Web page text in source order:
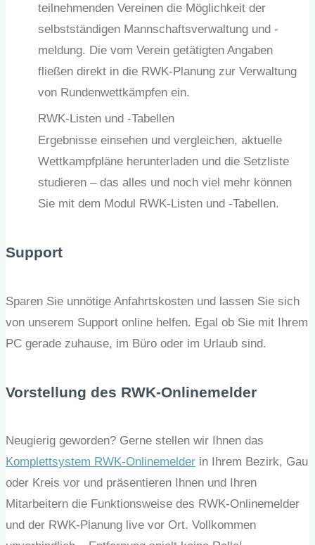
teilnehmenden Vereinen die Möglichkeit der
selbstständigen Mannschaftsverwaltung und -
meldung. Die vom Verein getätigten Angaben
fließen direkt in die RWK-Planung zur Verwaltung
von Rundenwettkämpfen ein.
RWK-Listen und -Tabellen
Ergebnisse einsehen und vergleichen, aktuelle
Wettkampfpläne herunterladen und die Setzliste
studieren – das alles und noch viel mehr können
Sie mit dem Modul RWK-Listen und -Tabellen.
Support
Sparen Sie unnötige Anfahrtskosten und lassen Sie sich
von unserem Support online helfen. Egal ob Sie mit Ihrem
PC gerade zuhause, im Büro oder im Urlaub sind.
Vorstellung des RWK-Onlinemelder
Neugierig geworden? Gerne stellen wir Ihnen das
Komplettsystem RWK-Onlinemelder in Ihrem Bezirk, Gau
oder Kreis vor und präsentieren Ihnen und Ihren
Mitarbeitern die Funktionsweise des RWK-Onlinemelder
und der RWK-Planung live vor Ort. Vollkommen